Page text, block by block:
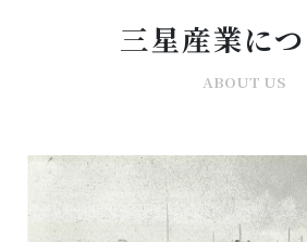
三星産業に
ABOUT US